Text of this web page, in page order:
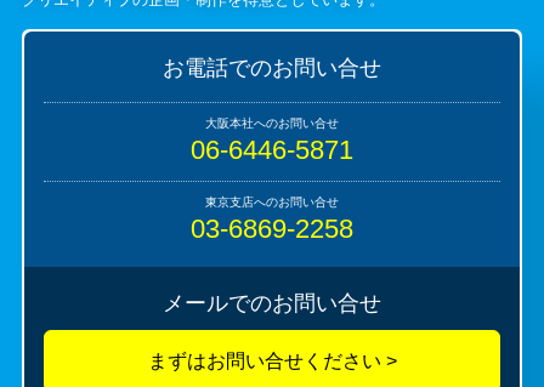
お電話でのお問い合せ
06-6446-5871
03-6869-2258
メールでのお問い合せ